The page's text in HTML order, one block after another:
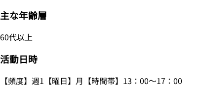
主な年齢層
60代以上
活動日時
【頻度】週1【曜日】月【時間帯】13：00～17：00